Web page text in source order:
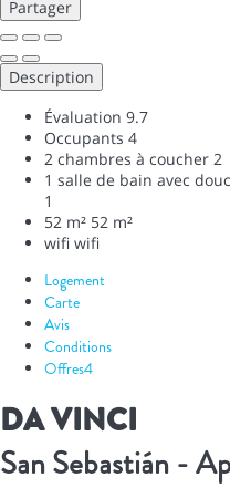
Partager
Description
Évaluation 9.7
Occupants 4
2 chambres à coucher 2
1 salle de bain avec
1
52 m² 52 m²
wifi wifi
Logement
Carte
Avis
Conditions
Offres4
DA VINCI
San Sebastián -